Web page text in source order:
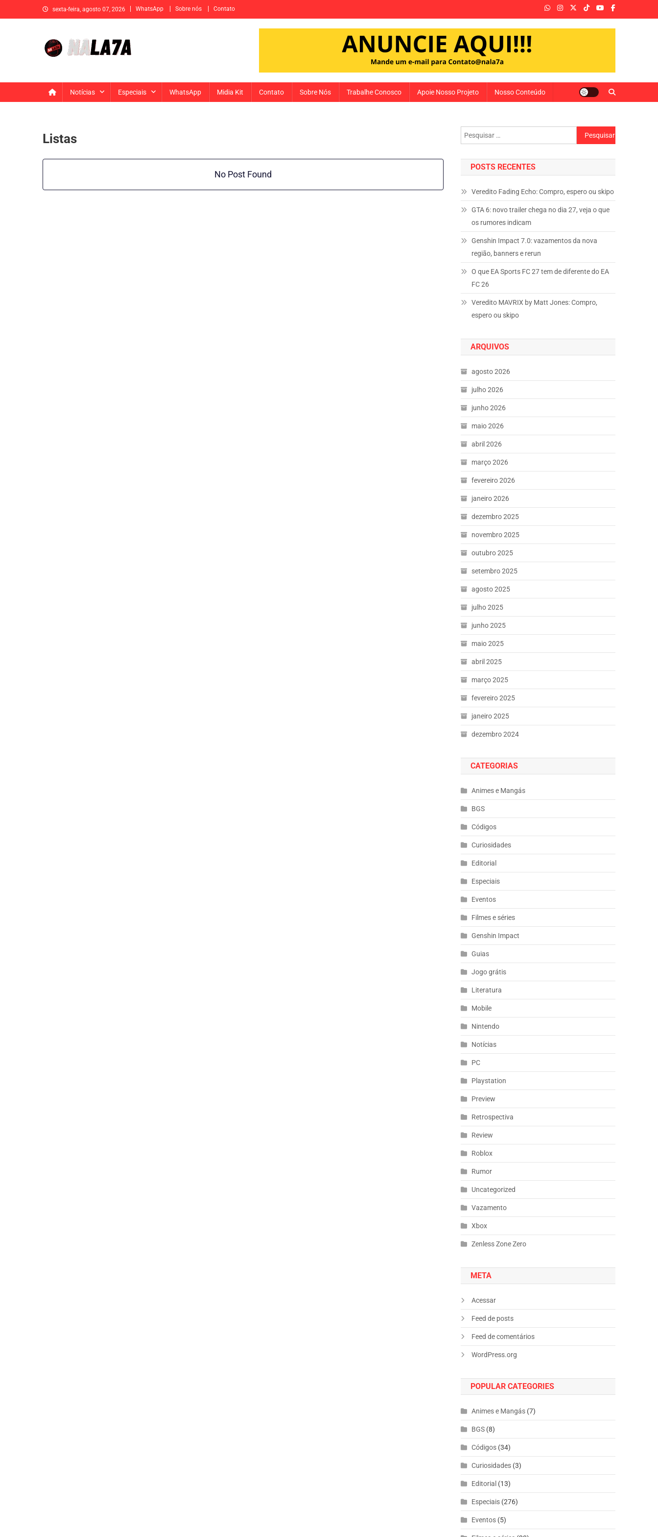
to
sexta-feira, agosto 07, 2026 WhatsApp Sobre nós Contato
Notícias Especiais WhatsApp Midia Kit Contato Sobre Nós Trabalhe Conosco Apoie Nosso Projeto Nosso Conteúdo
Listas
No Post Found
Pesquisar
por:
POSTS RECENTES
Veredito Fading Echo: Compro, espero ou skipo
GTA 6: novo trailer chega no dia 27, veja o que
os rumores indicam
Genshin Impact 7.0: vazamentos da nova
região, banners e rerun
O que EA Sports FC 27 tem de diferente do EA
FC 26
Veredito MAVRIX by Matt Jones: Compro,
espero ou skipo
ARQUIVOS
agosto 2026
julho 2026
junho 2026
maio 2026
abril 2026
março 2026
fevereiro 2026
janeiro 2026
dezembro 2025
novembro 2025
outubro 2025
setembro 2025
agosto 2025
julho 2025
junho 2025
maio 2025
abril 2025
março 2025
fevereiro 2025
janeiro 2025
dezembro 2024
CATEGORIAS
Animes e Mangás
BGS
Códigos
Curiosidades
Editorial
Especiais
Eventos
Filmes e séries
Genshin Impact
Guias
Jogo grátis
Literatura
Mobile
Nintendo
Notícias
PC
Playstation
Preview
Retrospectiva
Review
Roblox
Rumor
Uncategorized
Vazamento
Xbox
Zenless Zone Zero
META
Acessar
Feed de posts
Feed de comentários
WordPress.org
POPULAR CATEGORIES
Animes e Mangás (7)
BGS (8)
Códigos (34)
Curiosidades (3)
Editorial (13)
Especiais (276)
Eventos (5)